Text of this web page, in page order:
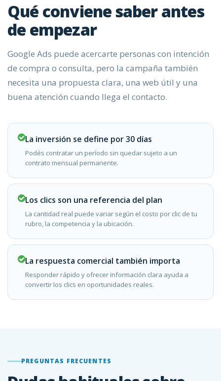
Qué conviene saber antes
de empezar
Google Ads puede acercarte personas con intención
de compra o consulta, pero la campaña también
necesita una propuesta clara, una web útil y una
buena atención cuando llega el contacto.
La inversión se define por 30 días
Podés contratar un período sin quedar sujeto a un
contrato mensual permanente.
Los clics son una referencia del plan
La cantidad real puede variar según el costo por clic de tu
rubro, la competencia y la ubicación.
La respuesta comercial también importa
Responder rápido y ofrecer información clara ayuda a
convertir los clics en oportunidades reales.
PREGUNTAS FRECUENTES